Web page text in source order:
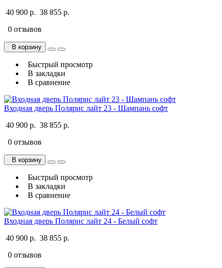
40 900 р. 38 855 р.
0 отзывов
В корзину
Быстрый просмотр
В закладки
В сравнение
Входная дверь Полярис лайт 23 - Шампань софт
40 900 р. 38 855 р.
0 отзывов
В корзину
Быстрый просмотр
В закладки
В сравнение
Входная дверь Полярис лайт 24 - Белый софт
40 900 р. 38 855 р.
0 отзывов